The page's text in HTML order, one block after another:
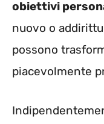
obiettivi
nuovo o
possono
piacevolmente